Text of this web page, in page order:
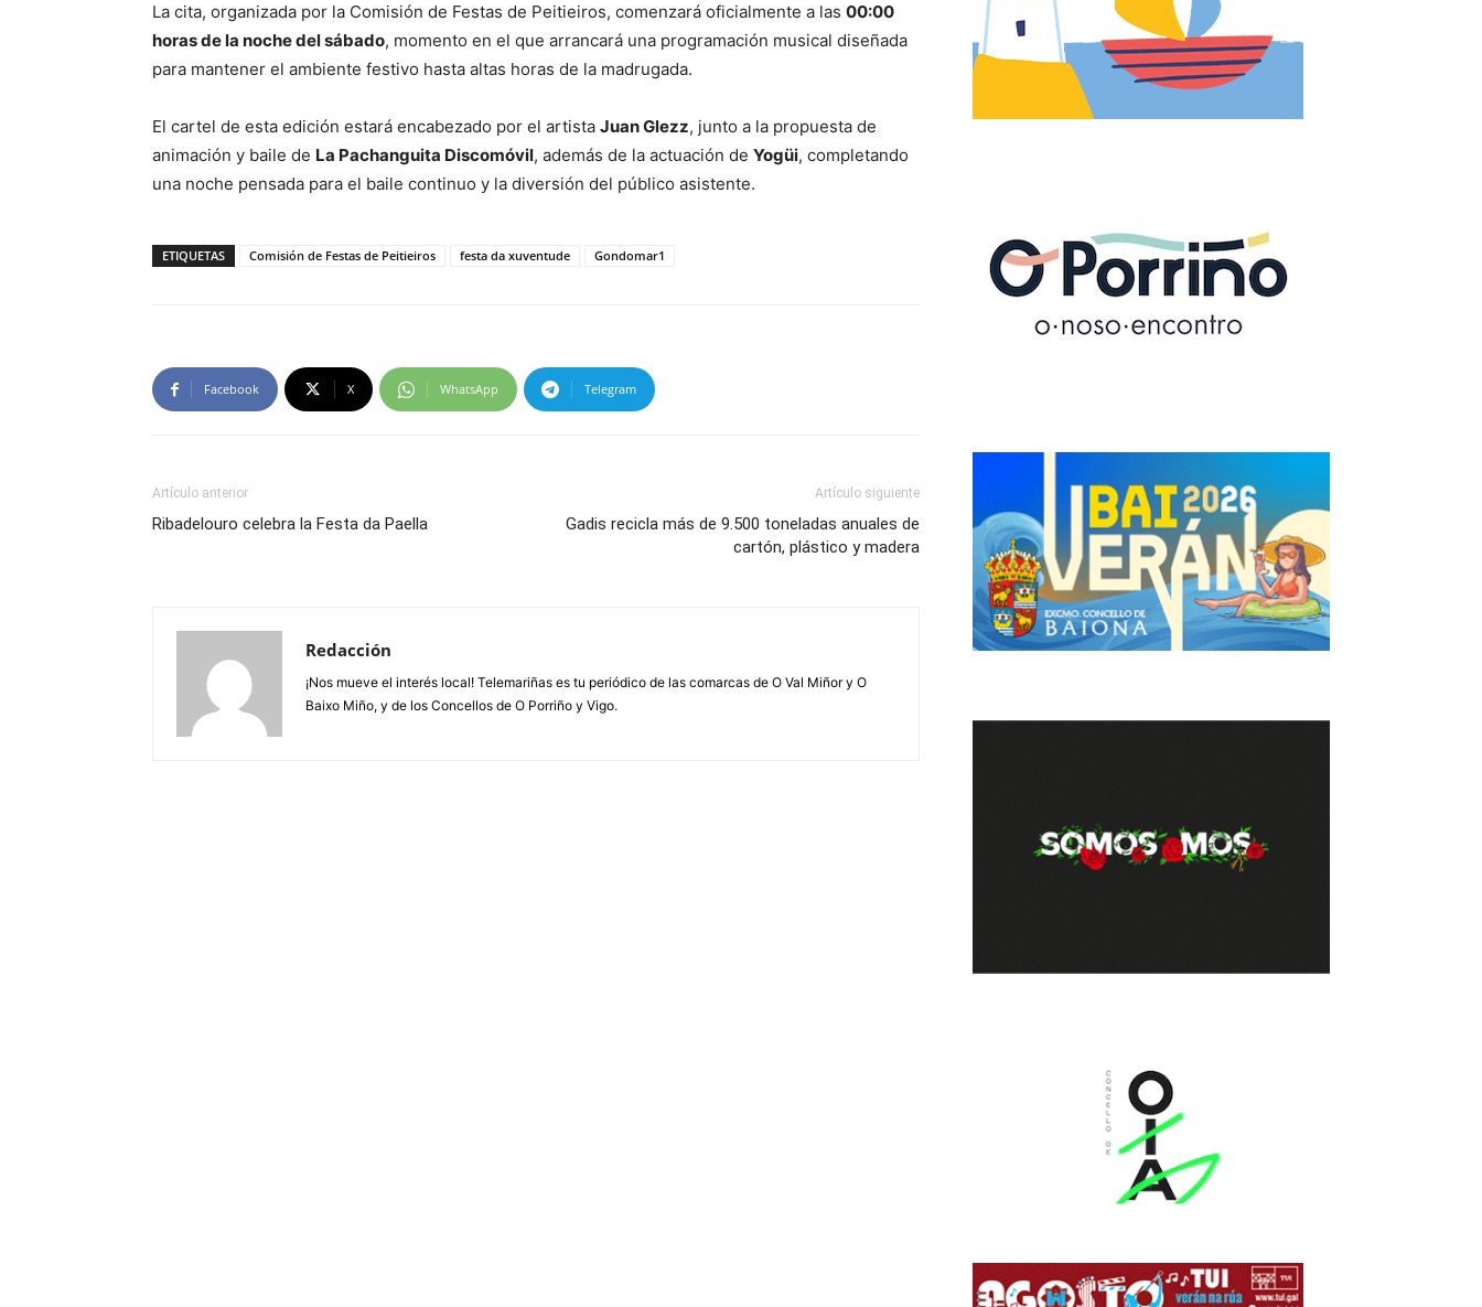
La cita, organizada por la Comisión de Festas de Peitieiros, comenzará oficialmente a las 00:00
horas de la noche del sábado, momento en el que arrancará una programación musical diseñada
para mantener el ambiente festivo hasta altas horas de la madrugada.
El cartel de esta edición estará encabezado por el artista Juan Glezz, junto a la propuesta de
animación y baile de La Pachanguita Discomóvil, además de la actuación de Yogüi, completando
una noche pensada para el baile continuo y la diversión del público asistente.
ETIQUETAS Comisión de Festas de Peitieiros festa da xuventude Gondomar1
Facebook X WhatsApp Telegram
Artículo anterior
Ribadelouro celebra la Festa da Paella
Artículo siguiente
Gadis recicla más de 9.500 toneladas anuales de
cartón, plástico y madera
Redacción
¡Nos mueve el interés local! Telemariñas es tu periódico de las comarcas de O Val Miñor y O
Baixo Miño, y de los Concellos de O Porriño y Vigo.